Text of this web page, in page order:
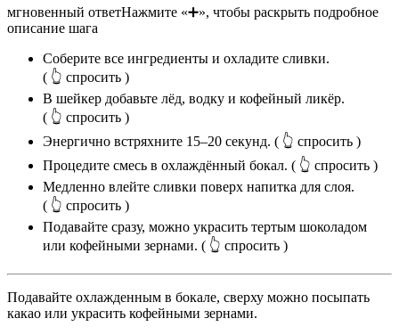
мгновенный ответНажмите «➕», чтобы раскрыть подробное
описание шага
Соберите все ингредиенты и охладите сливки.
( 👆 спросить )
В шейкер добавьте лёд, водку и кофейный ликёр.
( 👆 спросить )
Энергично встряхните 15–20 секунд. ( 👆 спросить )
Процедите смесь в охлаждённый бокал. ( 👆 спросить )
Медленно влейте сливки поверх напитка для слоя.
( 👆 спросить )
Подавайте сразу, можно украсить тертым шоколадом
или кофейными зернами. ( 👆 спросить )
Подавайте охлажденным в бокале, сверху можно посыпать
какао или украсить кофейными зернами.